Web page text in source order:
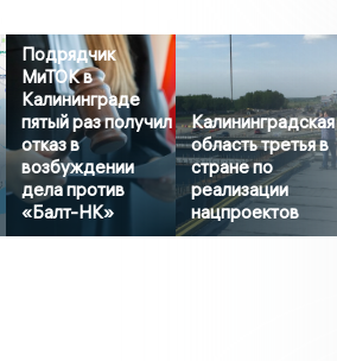
Подрядчик
МиТОК в
Калининграде
пятый раз получил
отказ в
возбуждении
дела против
«Балт-НК»
Калининградская
область третья в
стране по
реализации
нацпроектов